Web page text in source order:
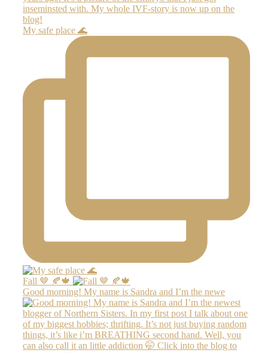
My safe place 🌊
Fall 🤎 🍂🍁
Good morning! My name is Sandra and I’m the newe